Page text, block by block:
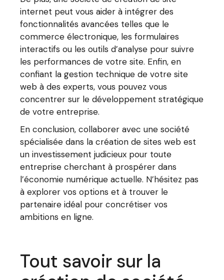
internet peut vous aider à intégrer des
fonctionnalités avancées telles que le
commerce électronique, les formulaires
interactifs ou les outils d’analyse pour suivre
les performances de votre site. Enfin, en
confiant la gestion technique de votre site
web à des experts, vous pouvez vous
concentrer sur le développement stratégique
de votre entreprise.
En conclusion, collaborer avec une société
spécialisée dans la création de sites web est
un investissement judicieux pour toute
entreprise cherchant à prospérer dans
l’économie numérique actuelle. N’hésitez pas
à explorer vos options et à trouver le
partenaire idéal pour concrétiser vos
ambitions en ligne.
Tout savoir sur la